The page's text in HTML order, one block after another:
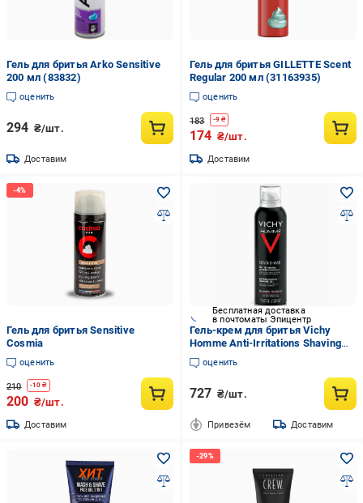
Гель для бритья Arko Sensitive
200 мл (83832)
оценить
294 ₴/шт.
Доставим
Гель для бритья GILLETTE Scent
Regular 200 мл (31163935)
оценить
183 -9₴
174 ₴/шт.
Доставим
Гель для бритья Sensitive
Cosmia
оценить
210 -10 ₴
200 ₴/шт.
Доставим
Бесплатная доставка
в почтоматы Эпицентр
Гель-крем для бритья Vichy
Homme Anti-Irritations Shaving
Gel для чувствительной кожи
(1728385506)
оценить
727 ₴/шт.
Привезём Доставим